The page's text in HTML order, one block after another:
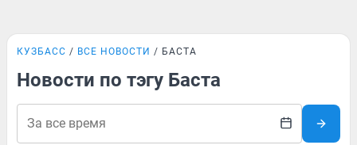
КУЗБАСС ВСЕ НОВОСТИ БАСТА
Новости по тэгу Баста